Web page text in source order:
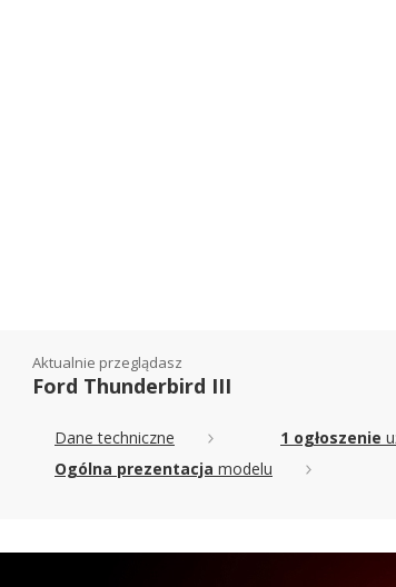
Aktualnie przeglądasz
Ford Thunderbird III
Dane techniczne 1 ogłoszenie
Ogólna prezentacja modelu